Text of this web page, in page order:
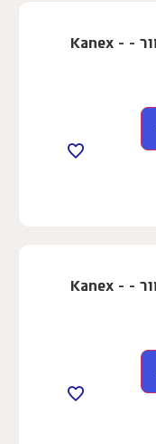
קליפס מתקפל שחור - Kanex -
קליפס מתקפל שחור - Kanex -